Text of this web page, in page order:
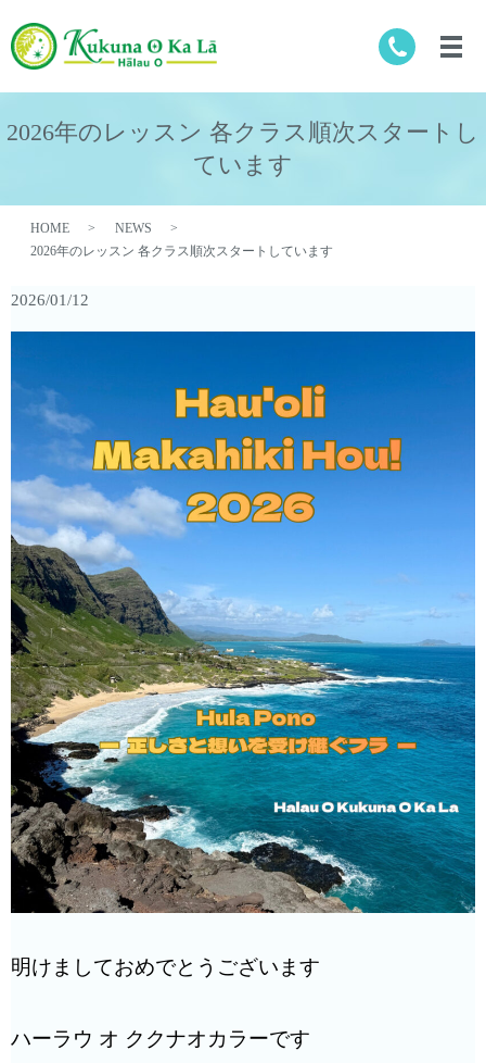
2026年のレッスン 各クラス順次スタートし
ています
HOME
NEWS
2026年のレッスン 各クラス順次スタートしています
2026/01/12
明けましておめでとうございます
ハーラウ オ ククナオカラーです